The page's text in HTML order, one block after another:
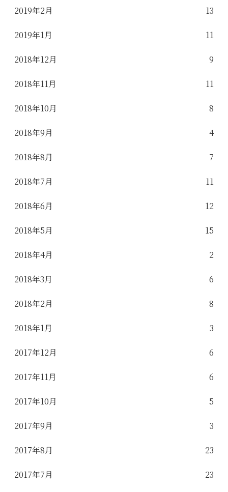
2019年2月 13
2019年1月 11
2018年12月 9
2018年11月 11
2018年10月 8
2018年9月 4
2018年8月 7
2018年7月 11
2018年6月 12
2018年5月 15
2018年4月 2
2018年3月 6
2018年2月 8
2018年1月 3
2017年12月 6
2017年11月 6
2017年10月 5
2017年9月 3
2017年8月 23
2017年7月 23